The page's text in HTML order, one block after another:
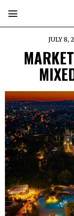
JULY 8,